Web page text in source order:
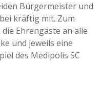
Bürgermeister und
kräftig mit. Zum
Ehrengäste an alle
und jeweils eine
des Medipolis SC